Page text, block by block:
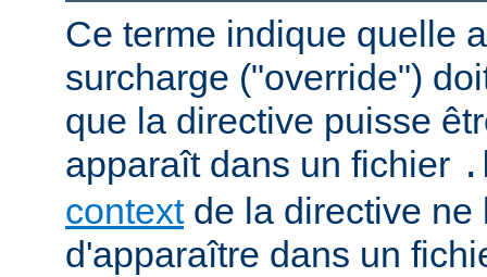
Ce terme indique quelle
surcharge ("override")
que la directive puisse
apparaît dans un fichier
contextde la directive ne
d'apparaître dans un